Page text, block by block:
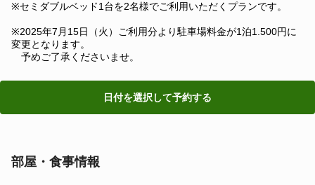
※セミダブルベッド1台を2名様でご利用いただくプランです。
※2025年7月15日（火）ご利用分より駐車場料金が1泊1.500円に
変更となります。
予めご了承くださいませ。
日付を選択して予約する
部屋・食事情報